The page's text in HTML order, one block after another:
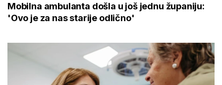
Mobilna ambulanta došla u još jednu županiju:
'Ovo je za nas starije odlično'